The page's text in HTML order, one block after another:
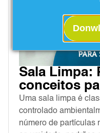
Sala Limpa:
conceitos
Uma sala limpa é
controlado
número de partículas